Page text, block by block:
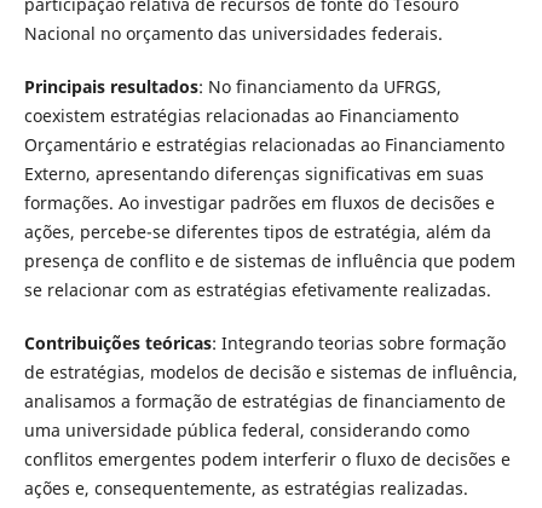
Nacional no orçamento das universidades federais.
Principais resultados: No financiamento da UFRGS,
coexistem estratégias relacionadas ao Financiamento
Orçamentário e estratégias relacionadas ao Financiamento
Externo, apresentando diferenças significativas em suas
formações. Ao investigar padrões em fluxos de decisões e
ações, percebe-se diferentes tipos de estratégia, além da
presença de conflito e de sistemas de influência que podem
se relacionar com as estratégias efetivamente realizadas.
Contribuições teóricas: Integrando teorias sobre formação
de estratégias, modelos de decisão e sistemas de influência,
analisamos a formação de estratégias de financiamento de
uma universidade pública federal, considerando como
conflitos emergentes podem interferir o fluxo de decisões e
ações e, consequentemente, as estratégias realizadas.